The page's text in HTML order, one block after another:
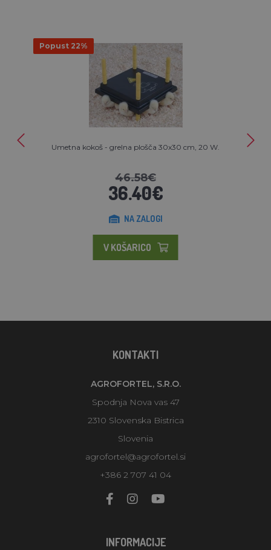
Popust 22%
Umetna kokoš - grelna plošča 30x30 cm, 20 W.
46.58€
36.40€
NA ZALOGI
V KOŠARICO
KONTAKTI
AGROFORTEL, S.R.O.
Spodnja Nova vas 47
2310 Slovenska Bistrica
Slovenia
agrofortel@agrofortel.si
+386 2 707 41 04
INFORMACIJE